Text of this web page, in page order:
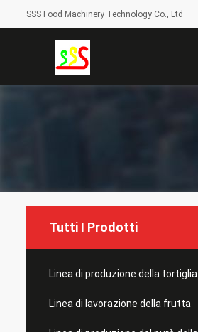
SSS Food Machinery Technology Co., Ltd
Tutti I Prodotti
Linea di produzione della tortiglia
Linea di lavorazione della frutta